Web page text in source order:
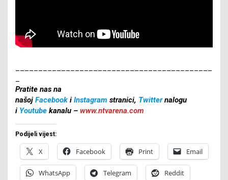
Pratite nas na
našoj Facebook i Instagram stranici, Twitternalogu
i Youtube kanalu – www.ntvarena.com
Podijeli vijest:
X Facebook Print Email
WhatsApp Telegram Reddit